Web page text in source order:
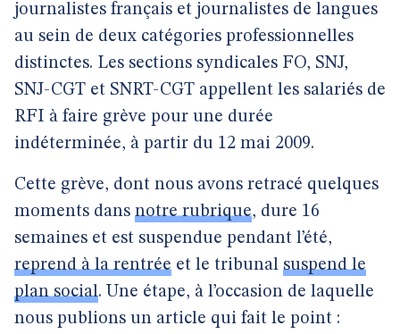
journalistes français et journalistes de langues
au sein de deux catégories professionnelles
distinctes. Les sections syndicales FO, SNJ,
SNJ-CGT et SNRT-CGT appellent les salariés de
RFI à faire grève pour une durée
indéterminée, à partir du 12 mai 2009.
Cette grève, dont nous avons retracé quelques
moments dans notre rubrique, dure 16
semaines et est suspendue pendant l’été,
reprend à la rentrée et le tribunal suspend le
plan social. Une étape, à l’occasion de laquelle
nous publions un article qui fait le point :